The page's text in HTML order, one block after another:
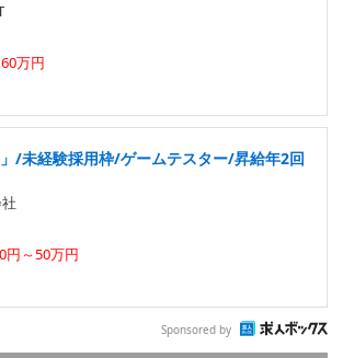
万円
」/未経験採用枠/ゲームテスター/昇給年2回
円～50万円
Sponsored by